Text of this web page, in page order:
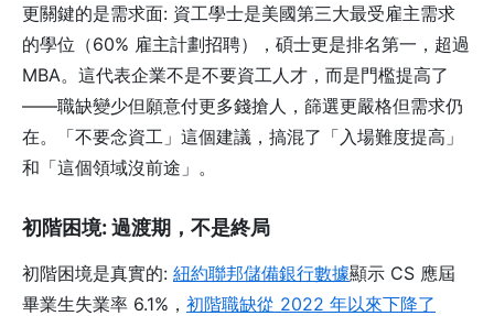
更關鍵的是需求面: 資工學士是美國第三大最受雇主需求
的學位（60% 雇主計劃招聘），碩士更是排名第一，超過
MBA。這代表企業不是不要資工人才，而是門檻提高了
——職缺變少但願意付更多錢搶人，篩選更嚴格但需求仍
在。「不要念資工」這個建議，搞混了「入場難度提高」
和「這個領域沒前途」。
初階困境: 過渡期，不是終局
初階困境是真實的: 紐約聯邦儲備銀行數據顯示 CS 應屆
畢業生失業率 6.1%， 初階職缺從 2022 年以來下降了